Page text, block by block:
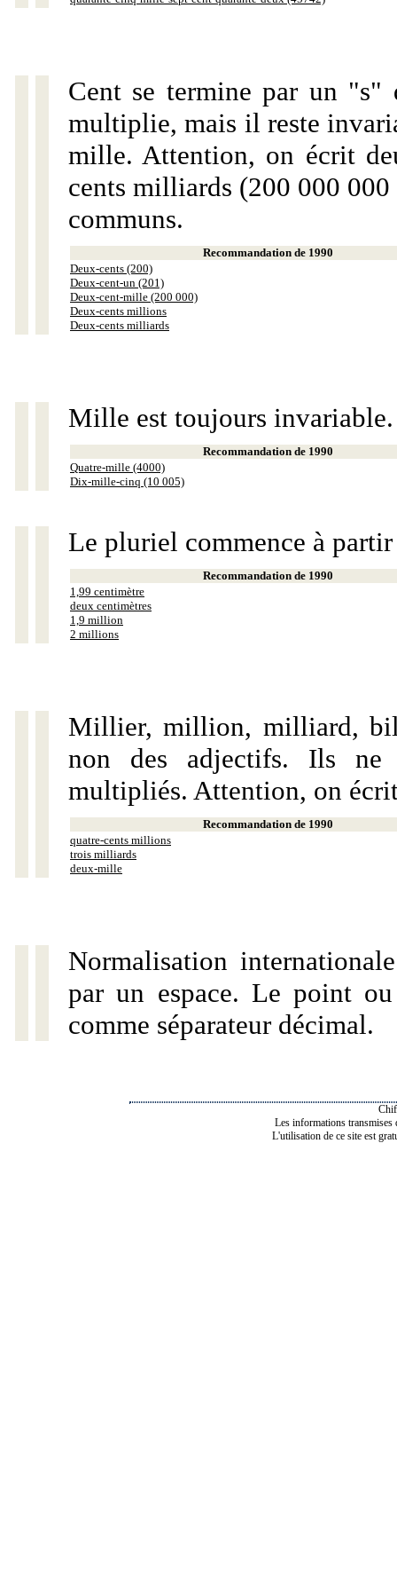
Cent se termine par un "s"
multiplie, mais il reste
mille. Attention, on écrit
cents milliards (200 000
communs.
Recommandation de 1990
Deux-cents (200)
Deux-cent-un (201)
Deux-cent-mille (200 000)
Deux-cents millions
Deux-cents milliards
Mille est toujours invariable.
Recommandation de 1990
Quatre-mille (4000)
Dix-mille-cinq (10 005)
Le pluriel commence à
Recommandation de 1990
1,99 centimètre
deux centimètres
1,9 million
2 millions
Millier, million, milliard,
non des adjectifs. Ils ne
multipliés. Attention, on
Recommandation de 1990
quatre-cents millions
trois milliards
deux-mille
Normalisation
par un espace. Le point
comme séparateur décimal.
Les informations transmises
L'utilisation de ce site est